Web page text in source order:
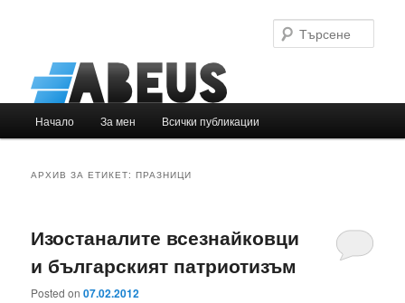
Към
Към
Начало За мен Всички публикации
АРХИВ ЗА ЕТИКЕТ:ПРАЗНИЦИ
Изостаналите всезнайковци
и българският патриотизъм
Posted on07.02.2012